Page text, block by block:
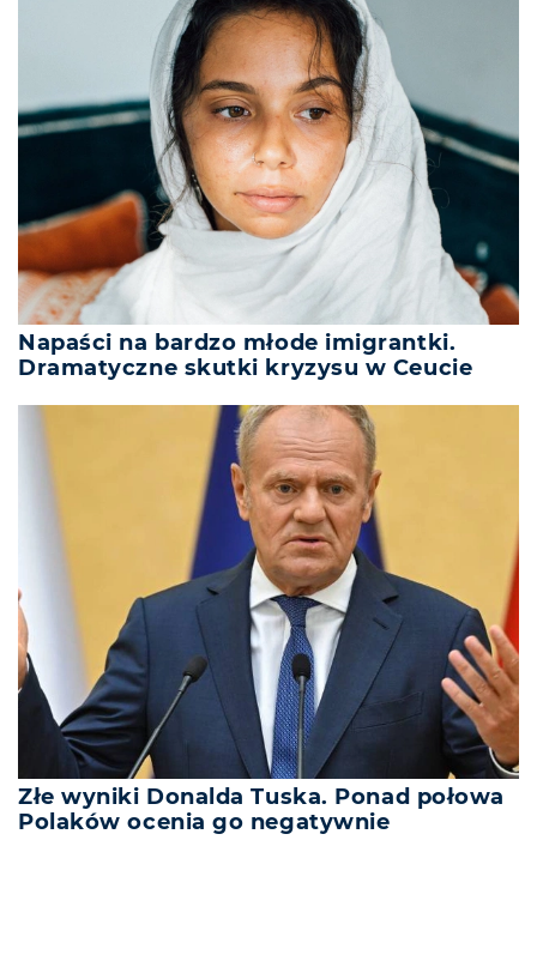
Napaści na bardzo młode imigrantki.
Dramatyczne skutki kryzysu w Ceucie
Złe wyniki Donalda Tuska. Ponad połowa
Polaków ocenia go negatywnie